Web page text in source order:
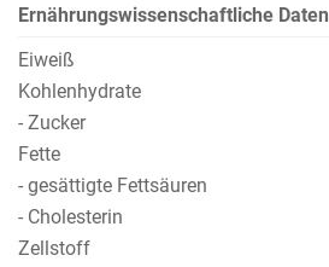
Ernährungswissenschaftliche Daten
Eiweiß
Kohlenhydrate
- Zucker
Fette
- gesättigte Fettsäuren
- Cholesterin
Zellstoff